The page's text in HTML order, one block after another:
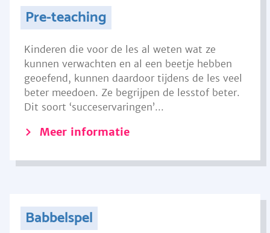
Pre-teaching
Kinderen die voor de les al weten wat ze
kunnen verwachten en al een beetje hebben
geoefend, kunnen daardoor tijdens de les veel
beter meedoen. Ze begrijpen de lesstof beter.
Dit soort ‘succeservaringen’...
Meer informatie
Babbelspel